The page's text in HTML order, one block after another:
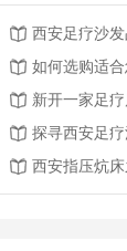
西安足疗沙
如何选购适
探寻西安足
西安指压炕